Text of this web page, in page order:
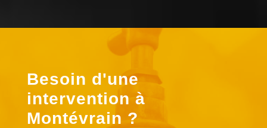
Besoin d'une
intervention à
Montévrain ?